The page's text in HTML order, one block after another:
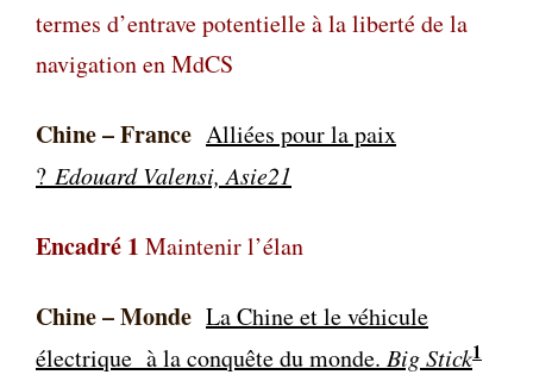
termes d’entrave potentielle à la liberté de la
navigation en MdCS
Chine – France Alliées pour la paix
? Edouard Valensi, Asie21
Encadré 1 Maintenir l’élan
Chine – Monde La Chine et le véhicule
électrique à la conquête du monde. Big Stick1